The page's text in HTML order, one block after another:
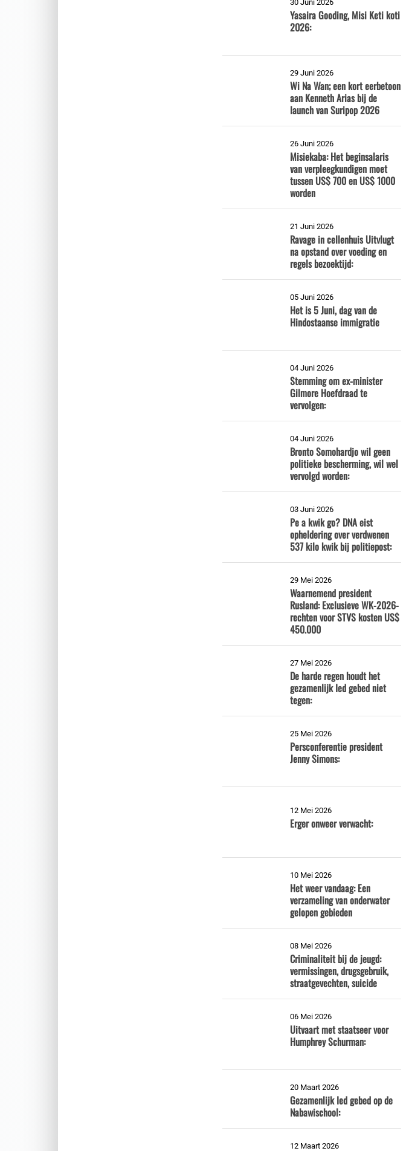
30 Juni 2026
Yasaira Gooding, Misi Keti koti
2026:
29 Juni 2026
Wi Na Wan; een kort eerbetoon
aan Kenneth Arias bij de
launch van Suripop 2026
26 Juni 2026
Misiekaba: Het beginsalaris
van verpleegkundigen moet
tussen US$ 700 en US$ 1000
worden
21 Juni 2026
Ravage in cellenhuis Uitvlugt
na opstand over voeding en
regels bezoektijd:
05 Juni 2026
Het is 5 Juni, dag van de
Hindostaanse immigratie
04 Juni 2026
Stemming om ex-minister
Gilmore Hoefdraad te
vervolgen:
04 Juni 2026
Bronto Somohardjo wil geen
politieke bescherming, wil wel
vervolgd worden:
03 Juni 2026
Pe a kwik go? DNA eist
opheldering over verdwenen
537 kilo kwik bij politiepost:
29 Mei 2026
Waarnemend president
Rusland: Exclusieve WK-2026-
rechten voor STVS kosten US$
450.000
27 Mei 2026
De harde regen houdt het
gezamenlijk Ied gebed niet
tegen:
25 Mei 2026
Persconferentie president
Jenny Simons:
12 Mei 2026
Erger onweer verwacht:
10 Mei 2026
Het weer vandaag: Een
verzameling van onderwater
gelopen gebieden
08 Mei 2026
Criminaliteit bij de jeugd:
vermissingen, drugsgebruik,
straatgevechten, suicide
06 Mei 2026
Uitvaart met staatseer voor
Humphrey Schurman:
20 Maart 2026
Gezamenlijk Ied gebed op de
Nabawischool:
12 Maart 2026